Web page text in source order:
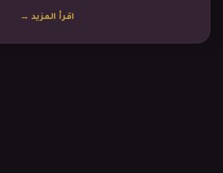
اقرأ المزيد →